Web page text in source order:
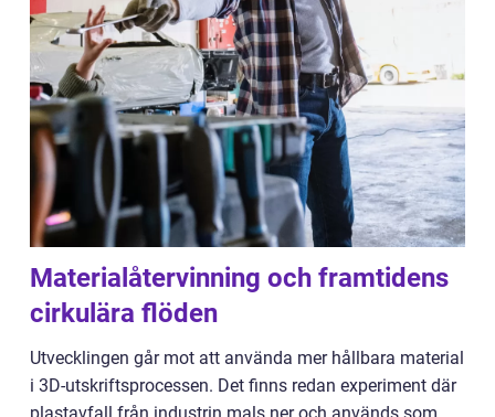
Materialåtervinning och framtidens
cirkulära flöden
Utvecklingen går mot att använda mer hållbara material
i 3D-utskriftsprocessen. Det finns redan experiment där